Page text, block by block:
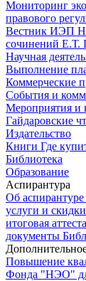
Мониторинг
правового
Вестник ИЭП
сочинений Е.Т.
Научная
Выполнение
Коммерческие
События и
Мероприятия и
Гайдаровские
Издательство
Книги Где
Библиотека
Образование
Аспирантура
Об аспирантуре
услуги и скидки
итоговая
документы
Повышение
Фонда "НЭО"